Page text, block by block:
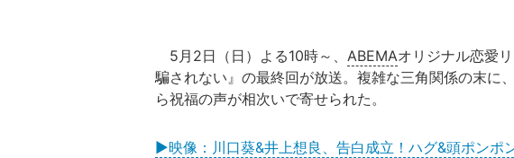
5月2日（日）よる10時～、 ABEMAオリジナル恋愛
騙されない』の最終回が放送。複雑な三角関係の末に
ら祝福の声が相次いで寄せられた。
▶映像：川口葵&井上想良、告白成立！ハグ&頭ポンポ